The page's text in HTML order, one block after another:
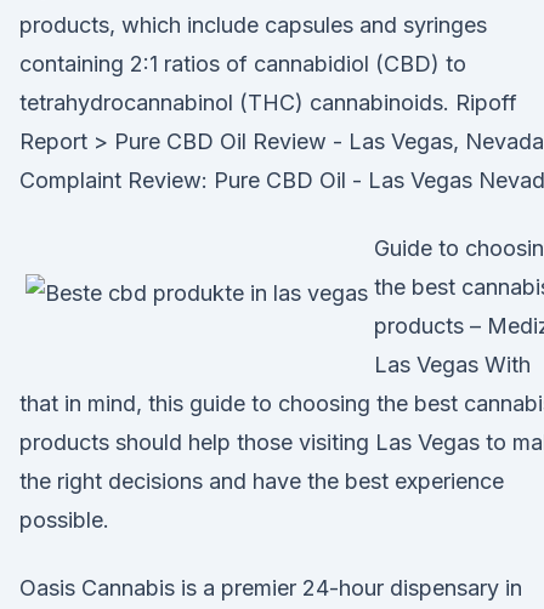
products, which include capsules and syringes
containing 2:1 ratios of cannabidiol (CBD) to
tetrahydrocannabinol (THC) cannabinoids. Ripoff
Report > Pure CBD Oil Review - Las Vegas, Nevada
Complaint Review: Pure CBD Oil - Las Vegas
Guide to
the best
products –
Las Vegas With
that in mind, this guide to choosing the best
products should help those visiting Las Vegas to
the right decisions and have the best experience
possible.
Oasis Cannabis is a premier 24-hour dispensary in